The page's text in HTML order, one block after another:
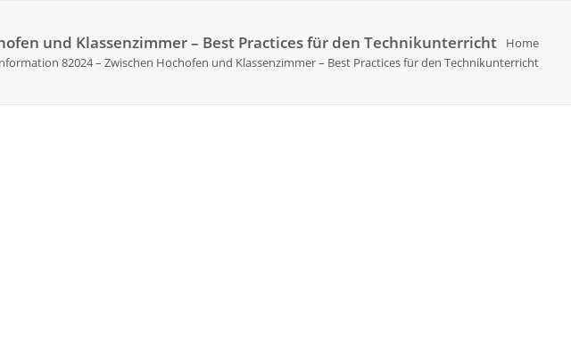
und Klassenzimmer – Best Practices für den Technikunterricht
Home
82024 – Zwischen Hochofen und Klassenzimmer – Best Practices für den Technikunterricht